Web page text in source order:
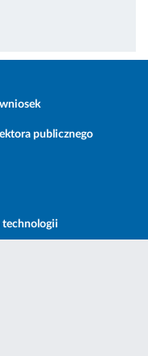
publicznego
technologii